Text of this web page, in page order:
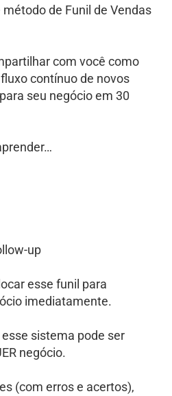
de Funil de Vendas
com você como
contínuo de novos
seu negócio em 30
up
esse funil para
imediatamente.
sistema pode ser
negócio.
(com erros e acertos),